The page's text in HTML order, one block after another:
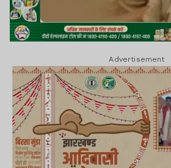
Advertisement